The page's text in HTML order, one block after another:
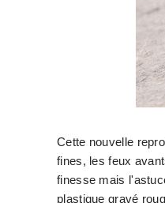
Cette nouvelle
fines, les feux
finesse mais
plastique gravé